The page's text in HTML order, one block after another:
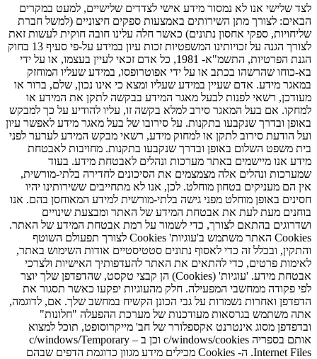
לצד שלישי אנו לא נמסור מידע אישי לצדדים שלישיים, למעט במקרים
הבאים: לצורך מתן השירותים באמצעות ספקים חיצוניים (למשל חברת
שליחויות, ספקי אחסון נתונים) כאשר חלה עלינו חובה חוקית לעשות זאת
לצורך הגנה על זכויותינו המשפטיות זכות עיון במידע על-פי סעיף 13 בחוק
הגנת הפרטיות, התשמ"א- 1981, כל אדם זכאי לעיין בעצמו, או על ידי
בא-כוחו שהרשהו בכתב או על ידי אפוטרופסו, במידע שעליו המוחזק
במאגר מידע. אדם שעיין במידע שעליו ומצא כי אינו נכון, שלם, ברור או
מעודכן, רשאי לפנות לבעל מאגר המידע בבקשה לתקן את המידע או
למחקו. אם בעל המאגר סירב למלא בקשה זו, עליו להודיע על כך למבקש
באופן ובדרך שנקבעו בתקנות. על סירובו של בעל מאגר מידע לאפשר עיון
ועל הודעת סירוב לתקן או למחוק מידע, רשאי מבקש המידע לערער לפני
בית משפט השלום באופן ובדרך שנקבעו בתקנות. מחויבות לאבטחת
מידע אנו מיישמים באתר מערכות ונהלים לאבטחת מידע. בעוד
שמערכות ונהלים אלה מצמצמים את הסיכונים לחדירה בלתי-מורשית,
אין הם מעניקים בטחון מוחלט. לכן, אנו לא מתחייבים ששירותינו יהיו
חסינים באופן מוחלט מפני גישה בלתי-מורשית למידע המאוחסן בהם. אנו
בוחנים מעת לעת את אבטחת המידע של האתר ומבצעת שינויים
ושדרוגים בהתאם לצורך, כדי לשמור על רמת אבטחת המידע של האתר.
Cookies האתר משתמש ב'עוגיות' Cookies לצורך תפעולם השוטף
והתקין, ובכלל זה כדי לאסוף נתונים סטטיסטיים אודות השימוש באתר,
לאימות פרטים, כדי להתאים את האתר להעדפותיך האישיות ולצרכי
אבטחת מידע. 'עוגיות' (Cookies) הן קבצי טקסט, שהדפדפן שלך יוצר
לפי פקודה ממחשבי המפעילה. חלק מהעוגיות יפקעו כאשר תסגור את
הדפדפן ואחרות נשמרות על גבי הכונן הקשיח במחשב שלך. אם, לדוגמה,
אתה משתמש בגרסאות מעודכנות של מערכת ההפעלה "חלונות"
ובדפדפן מסוג אינטרנט אקספלורר של חב' מייקרוסופט, תוכל למצוא
אותם בספריה c/windows/cookies וכן ב – c/windows/Temporary
Internet Files. ה- Cookies מכילים מידע מגוון כדוגמת הדפים שבהם